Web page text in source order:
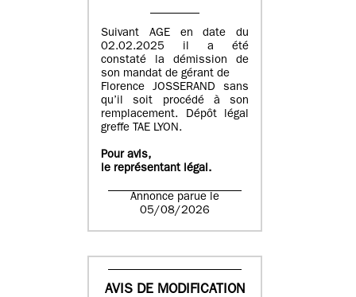
Suivant AGE en date du
02.02.2025 il a été
constaté la démission de
son mandat de gérant de
Florence JOSSERAND sans
qu’il soit procédé à son
remplacement. Dépôt légal
greffe TAE LYON.
Pour avis,
le représentant légal.
Annonce parue le
05/08/2026
AVIS DE MODIFICATION